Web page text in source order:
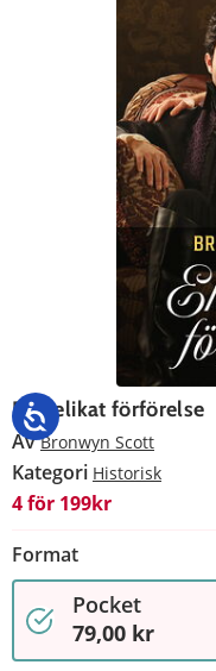
En delikat förförelse
AvBronwyn Scott
Kategori Historisk
4 för 199kr
Format
Pocket
79,00 kr